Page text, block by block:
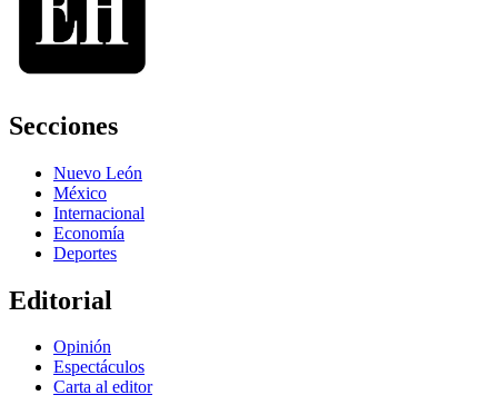
Secciones
Nuevo León
México
Internacional
Economía
Deportes
Editorial
Opinión
Espectáculos
Carta al editor